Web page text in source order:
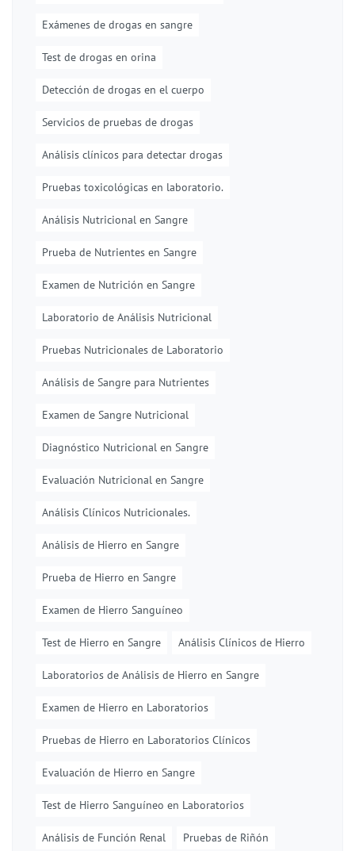
Exámenes de drogas en sangre
Test de drogas en orina
Detección de drogas en el cuerpo
Servicios de pruebas de drogas
Análisis clínicos para detectar drogas
Pruebas toxicológicas en laboratorio.
Análisis Nutricional en Sangre
Prueba de Nutrientes en Sangre
Examen de Nutrición en Sangre
Laboratorio de Análisis Nutricional
Pruebas Nutricionales de Laboratorio
Análisis de Sangre para Nutrientes
Examen de Sangre Nutricional
Diagnóstico Nutricional en Sangre
Evaluación Nutricional en Sangre
Análisis Clínicos Nutricionales.
Análisis de Hierro en Sangre
Prueba de Hierro en Sangre
Examen de Hierro Sanguíneo
Test de Hierro en Sangre Análisis Clínicos de Hierro
Laboratorios de Análisis de Hierro en Sangre
Examen de Hierro en Laboratorios
Pruebas de Hierro en Laboratorios Clínicos
Evaluación de Hierro en Sangre
Test de Hierro Sanguíneo en Laboratorios
Análisis de Función Renal Pruebas de Riñón